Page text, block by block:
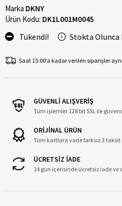
Marka DKNY
Ürün Kodu: DK1L001M0045
Tükendi! Stokta Olunca
Saat 15:00’a kadar verilen siparişler
GÜVENLİ ALIŞVERİŞ
Tüm işlemler 128 bit SSL ile
ORİJİNAL ÜRÜN
Tüm kartlara vade farksız 3 taksit
ÜCRETSİZ İADE
14 gün içerisinde ücretsiz iade ve